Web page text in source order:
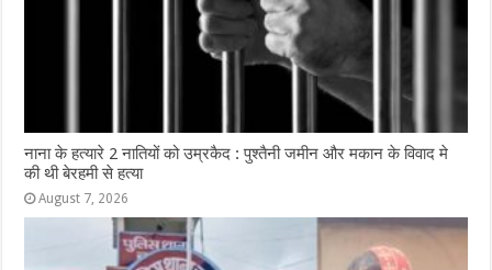
नाना के हत्यारे 2 नातियों को उम्रकैद : पुश्तैनी जमीन और मकान के विवाद मे
की थी बेरहमी से हत्या
August 7, 2026